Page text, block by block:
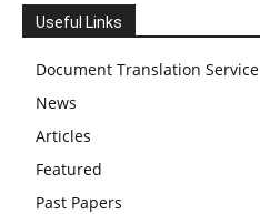
Useful Links
Document Translation Service
News
Articles
Featured
Past Papers